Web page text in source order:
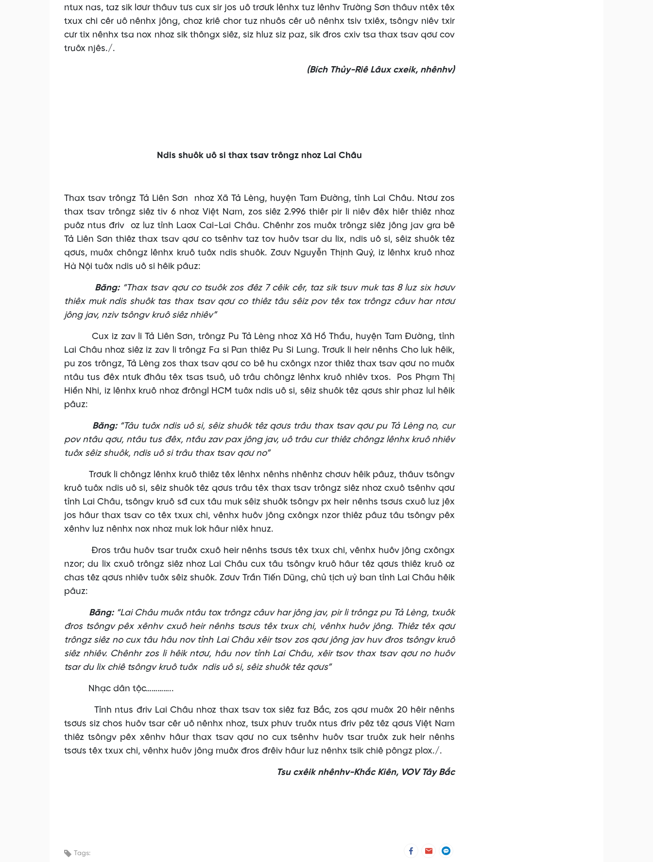
ntux nas, taz sik lơưr thâuv tưs cux sir jos uô trơưk lênhx tuz lênhv Trường Sơn thâuv ntêx têx
txux chi cêr uô nênhx jông, choz kriê chor tuz nhuôs cêr uô nênhx tsiv txiêx, tsôngv niêv txir
cưr tix nênhx tsa nox nhoz sik thôngx siêz, siz hluz siz paz, sik đros cxiv tsa thax tsav qơư cov
truôx njês./.
(Bích Thủy-Riê Lâux cxeik, nhênhv)
Ndis shuôk uô si thax tsav trôngz nhoz Lai Châu
Thax tsav trôngz Tả Liên Sơn nhoz Xã Tả Lèng, huyện Tam Đường, tỉnh Lai Châu. Ntơư zos
thax tsav trôngz siêz tiv 6 nhoz Việt Nam, zos siêz 2.996 thiêr pir li niêv đêx hiêr thiêz nhoz
puôz ntus đriv oz luz tỉnh Laox Cai-Lai Châu. Chênhr zos muôx trôngz siêz jông jav gra bê
Tả Liên Sơn thiêz thax tsav qơư co tsênhv taz tov huôv tsar du lix, ndis uô si, sêiz shuôk têz
qơưs, muôx chôngz lênhx kruô tuôx ndis shuôk. Zơưv Nguyễn Thịnh Quý, iz lênhx kruô nhoz
Hà Nội tuôx ndis uô si hêik pâuz:
Băng:“Thax tsav qơư co tsuôk zos đêz 7 cêik cêr, taz sik tsuv muk tas 8 luz six hơưv
thiêx muk ndis shuôk tas thax tsav qơư co thiêz tâu sêiz pov têx tox trôngz câuv har ntơư
jông jav, nziv tsôngv kruô siêz nhiêv”
Cux iz zav li Tả Liên Sơn, trôngz Pu Tả Lèng nhoz Xã Hồ Thầu, huyện Tam Đường, tỉnh
Lai Châu nhoz siêz iz zav li trôngz Fa si Pan thiêz Pu Si Lung. Trơưk li heir nênhs Cho luk hêik,
pu zos trôngz, Tả Lèng zos thax tsav qơư co bê hu cxôngx nzor thiêz thax tsav qơư no muôx
ntâu tus đêx ntưk đhâu têx tsas tsuô, uô trâu chôngz lênhx kruô nhiêv txos. Pos Phạm Thị
Hiền Nhi, iz lênhx kruô nhoz đrôngl HCM tuôx ndis uô si, sêiz shuôk têz qơưs shir phaz lul hêik
pâuz:
Băng: “Tâu tuôx ndis uô si, sêiz shuôk têz qơưs trâu thax tsav qơư pu Tả Lèng no, cur
pov ntâu qơư, ntâu tus đêx, ntâu zav pax jông jav, uô trâu cur thiêz chôngz lênhx kruô nhiêv
tuôx sêiz shuôk, ndis uô si trâu thax tsav qơư no”
Trơưk li chôngz lênhx kruô thiêz têx lênhx nênhs nhênhz chơưv hêik pâuz, thâuv tsôngv
kruô tuôx ndis uô si, sêiz shuôk têz qơưs trâu têx thax tsav trôngz siêz nhoz cxuô tsênhv qơư
tỉnh Lai Châu, tsôngv kruô sđ cux tâu muk sêiz shuôk tsôngv px heir nênhs tsơưs cxuô luz jêx
jos hâur thax tsav co têx txux chi, vênhx huôv jông cxôngx nzor thiêz pâuz tâu tsôngv pêx
xênhv luz nênhx nox nhoz muk lok hâur niêx hnuz.
Đros trâu huôv tsar truôx cxuô heir nênhs tsơưs têx txux chi, vênhx huôv jông cxôngx
nzor; du lix cxuô trôngz siêz nhoz Lai Châu cux tâu tsôngv kruô hâur têz qơưs thiêz kruô oz
chas têz qơưs nhiêv tuôx sêiz shuôk. Zơưv Trần Tiến Dũng, chủ tịch uỷ ban tỉnh Lai Châu hêik
pâuz:
Băng:“Lai Châu muôx ntâu tox trôngz câuv har jông jav, pir li trôngz pu Tả Lèng, txuôk
đros tsôngv pêx xênhv cxuô heir nênhs tsơưs têx txux chi, vênhx huôv jông. Thiêz têx qơư
trôngz siêz no cux tâu hâu nov tỉnh Lai Châu xêir tsov zos qơư jông jav huv đros tsôngv kruô
siêz nhiêv. Chênhr zos li hêik ntơư, hâu nov tỉnh Lai Châu, xêir tsov thax tsav qơư no huôv
tsar du lix chiê tsôngv kruô tuôx ndis uô si, sêiz shuôk têz qơưs”
Nhạc dân tộc…………..
Tỉnh ntus đriv Lai Châu nhoz thax tsav tox siêz faz Bắc, zos qơư muôx 20 hêir nênhs
tsơưs siz chos huôv tsar cêr uô nênhx nhoz, tsưx phưv truôx ntus đriv pêz têz qơưs Việt Nam
thiêz tsôngv pêx xênhv hâur thax tsav qơư no cux tsênhv huôv tsar truôx zuk heir nênhs
tsơưs têx txux chi, vênhx huôv jông muôx đros đrêiv hâur luz nênhx tsik chiê pôngz plox./.
Tsu cxêik nhênhv-Khắc Kiên, VOV Tây Bắc
Tags: